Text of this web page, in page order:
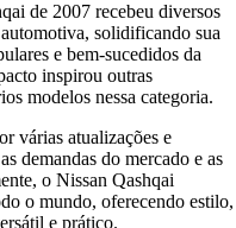
de 2007 recebeu diversos
solidificando sua
e bem-sucedidos da
inspirou outras
modelos nessa categoria.
várias atualizações e
demandas do mercado e as
o Nissan Qashqai
o mundo, oferecendo estilo,
e prático.